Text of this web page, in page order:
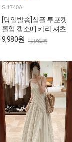
SI1740A
[당일발송]심플 투포켓
롤업 캡소매 카라 셔츠
9,980원 19,980원